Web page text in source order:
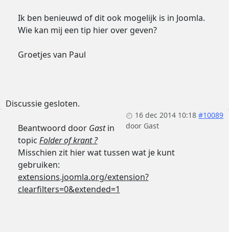
Ik ben benieuwd of dit ook mogelijk is in Joomla.
Wie kan mij een tip hier over geven?
Groetjes van Paul
Discussie gesloten.
16 dec 2014 10:18 #10089
door Gast
Beantwoord door Gastin
topic Folder of krant ?
Misschien zit hier wat tussen wat je kunt
gebruiken:
extensions.joomla.org/extension?
clearfilters=0&extended=1